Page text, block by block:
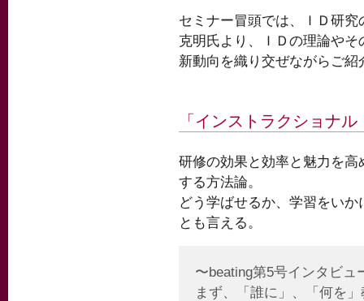
セミナー冒頭では、ＩＤ研
克明氏より、ＩＤの理論や
新動向を織り交ぜながらご
「インストラクショナ
研修の効果と効率と魅力を
する方法論。
どう学ばせるか、学習をい
とも言える。
〜beating第5号インタビュ
まず、「誰に」、「何を